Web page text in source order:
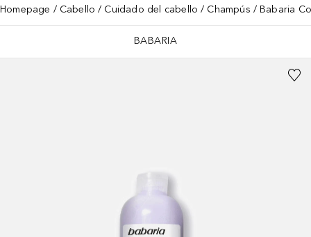
Homepage Cabello Cuidado del cabello Champús Babaria
BABARIA